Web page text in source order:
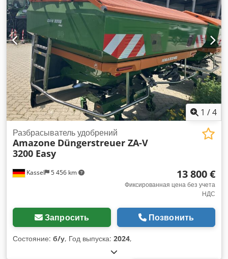
1 /4
Kassel 5 456 km
Разбрасыватель удобрений
Amazone Düngerstreuer ZA-V
3200 Easy
13 800 €
Фиксированная цена без учета
НДС
Запросить Позвонить
Состояние: б/у, Год выпуска: 2024,